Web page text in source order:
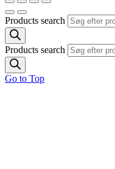
Products search
Products search
Go to Top